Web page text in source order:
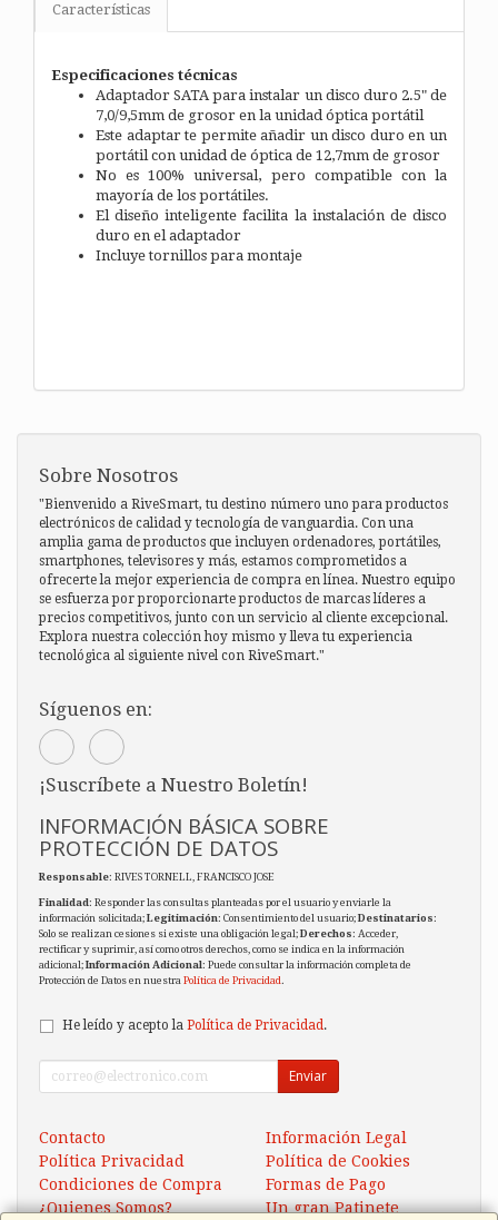
Características
Especificaciones técnicas
Adaptador SATA para instalar un disco duro 2.5" de
7,0/9,5mm de grosor en la unidad óptica portátil
Este adaptar te permite añadir un disco duro en un
portátil con unidad de óptica de 12,7mm de grosor
No es 100% universal, pero compatible con la
mayoría de los portátiles.
El diseño inteligente facilita la instalación de disco
duro en el adaptador
Incluye tornillos para montaje
Sobre Nosotros
"Bienvenido a RiveSmart, tu destino número uno para productos
electrónicos de calidad y tecnología de vanguardia. Con una
amplia gama de productos que incluyen ordenadores, portátiles,
smartphones, televisores y más, estamos comprometidos a
ofrecerte la mejor experiencia de compra en línea. Nuestro equipo
se esfuerza por proporcionarte productos de marcas líderes a
precios competitivos, junto con un servicio al cliente excepcional.
Explora nuestra colección hoy mismo y lleva tu experiencia
tecnológica al siguiente nivel con RiveSmart."
Síguenos en:
¡Suscríbete a Nuestro Boletín!
INFORMACIÓN BÁSICA SOBRE
PROTECCIÓN DE DATOS
Responsable: RIVES TORNELL, FRANCISCO JOSE
Finalidad: Responder las consultas planteadas por el usuario y enviarle la
información solicitada;Legitimación: Consentimiento del usuario;Destinatarios:
Solo se realizan cesiones si existe una obligación legal;Derechos: Acceder,
rectificar y suprimir, así como otros derechos, como se indica en la información
adicional;Información Adicional: Puede consultar la información completa de
Protección de Datos en nuestra Política de Privacidad.
He leído y acepto la Política de Privacidad .
Enviar
Contacto
Información Legal
Política Privacidad
Política de Cookies
Condiciones de Compra
Formas de Pago
¿Quienes Somos?
Un gran Patinete